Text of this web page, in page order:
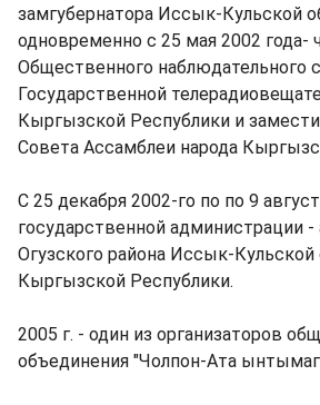
замгубернатора Иссык-Кульской
одновременно с 25 мая 2002 года-
Общественного наблюдательного
Государственной
Кыргызской Республики и
Совета Ассамблеи народа
С 25 декабря 2002-го по по 9
государственной администрации
Огузского района Иссык-Кульской
Кыргызской Республики.
2005 г. - один из организаторов
объединения "Чолпон-Ата